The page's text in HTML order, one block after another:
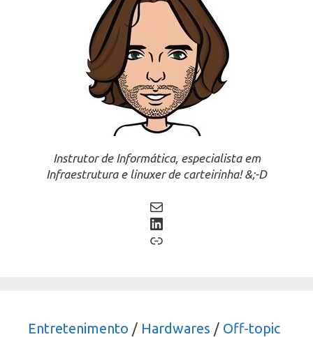
Instrutor de Informática, especialista em
Infraestrutura e linuxer de carteirinha! &;-D
Mail
LinkedIn
Link
Entretenimento / Hardwares / Off-topic